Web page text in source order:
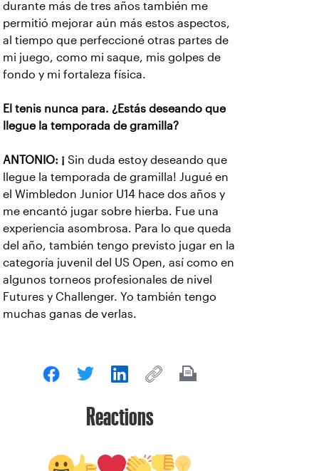
durante más de tres años también me
permitió mejorar aún más estos aspectos,
al tiempo que perfeccioné otras partes de
mi juego, como mi saque, mis golpes de
fondo y mi fortaleza física.
El tenis nunca para. ¿Estás deseando que
llegue la temporada de gramilla?
ANTONIO: ¡ Sin duda estoy deseando que
llegue la temporada de gramilla! Jugué en
el Wimbledon Junior U14 hace dos años y
me encantó jugar sobre hierba. Fue una
experiencia asombrosa. Para lo que queda
del año, también tengo previsto jugar en la
categoría juvenil del US Open, así como en
algunos torneos profesionales de nivel
Futures y Challenger. Yo también tengo
muchas ganas de verlas.
Reactions